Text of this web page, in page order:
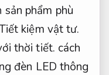
phẩm phù
kiệm vật tư.
thời tiết. cách
đèn LED thông